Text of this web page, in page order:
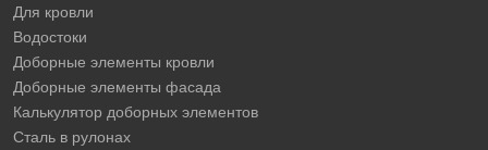
Для кровли
Водостоки
Доборные элементы кровли
Доборные элементы фасада
Калькулятор доборных элементов
Сталь в рулонах